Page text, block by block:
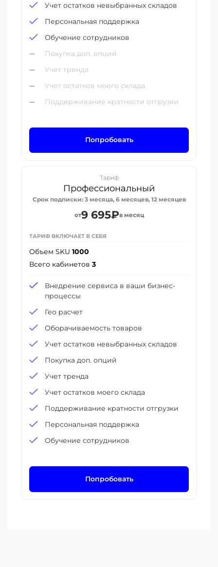
Учет остатков невыбранных складов
Персональная поддержка
Обучение сотрудников
Покупка доп. опций
Учет тренда
Учет остатков моего склада
Поддерживание кратности отгрузки
Попробовать
Тариф
Профессиональный
Срок подписки: 3 месяца, 6 месяцев, 12 месяцев
от9 695₽в месяц
ТАРИФ ВКЛЮЧАЕТ В СЕБЯ
Объем SKU 1000
Всего кабинетов 3
Внедрение сервиса в ваши бизнес-
процессы
Гео расчет
Оборачиваемость товаров
Учет остатков невыбранных складов
Покупка доп. опций
Учет тренда
Учет остатков моего склада
Поддерживание кратности отгрузки
Персональная поддержка
Обучение сотрудников
Попробовать